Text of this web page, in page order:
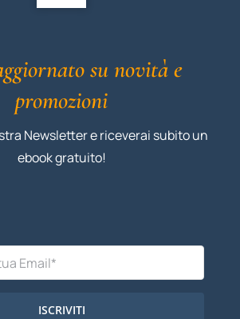
su novità e
promozioni
Newsletter e riceverai subito un
ebook gratuito!
ISCRIVITI